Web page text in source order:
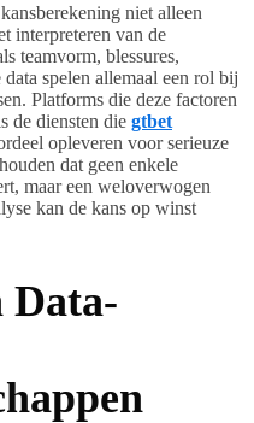
niet alleen
interpreteren van de
teamvorm, blessures,
spelen allemaal een rol bij
Platforms die deze factoren
de diensten die gtbet
opleveren voor serieuze
dat geen enkele
maar een weloverwogen
kan de kans op winst
Data-